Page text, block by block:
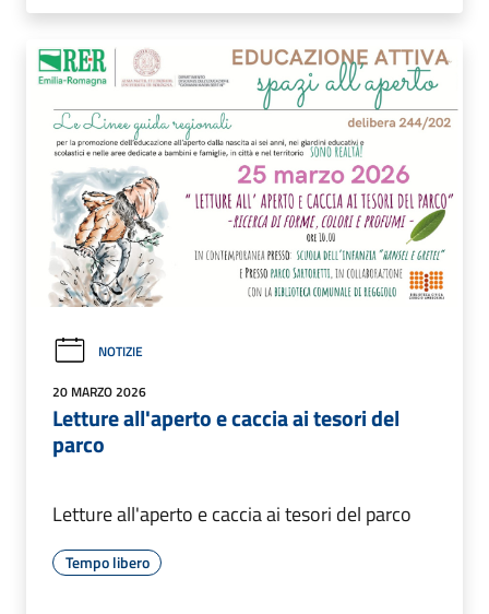
NOTIZIE
20 MARZO 2026
Letture all'aperto e caccia ai tesori del
parco
Letture all'aperto e caccia ai tesori del parco
Tempo libero